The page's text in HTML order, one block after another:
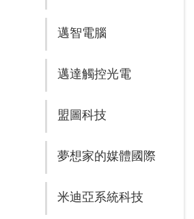
邁智電腦
邁達觸控光電
盟圖科技
夢想家的媒體國際
米迪亞系統科技